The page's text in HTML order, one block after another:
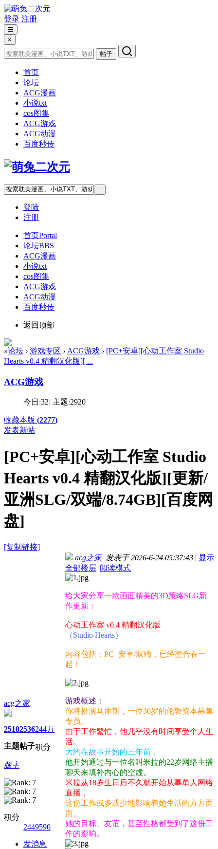
登录 注册
☰
×
帖子
首页
论坛
ACG漫画
小说txt
cos图集
ACG游戏
ACG动漫
百度秒传
登陆
注册
首页Portal
论坛BBS
ACG漫画
小说txt
cos图集
ACG游戏
ACG动漫
百度秒传
返回顶部
»论坛 › 游戏专区 › ACG游戏 › [PC+安卓][心动工作室 Studio
Hearts v0.4 精翻汉化版][ ...
ACG游戏
今日:32| 主题:2920
收藏本版 (2277)
发表新帖
[PC+安卓][心动工作室 Studio
Hearts v0.4 精翻汉化版][更新/
亚洲SLG/双端/8.74GB][百度网
盘]
[复制链接]
acg之家
2518
主题
2536
帖子
244万
积分
版主
积分
2449590
发消息
acg之家发表于 2026-6-24 05:37:43 | 显示
全部楼层 |阅读模式
给大家分享一款画面精美的3D策略SLG新
作更新：
心动工作室 v0.4 精翻汉化版
（Studio Hearts）
内容包括：PC+安卓/双端，已经整合在一
起！
游戏概述：
你将扮演马库斯，一位30岁的伦敦资本募集
专员。
由于工作繁忙，他几乎没有时间享受个人生
活。
大约在故事开始的三年前，
他开始通过与一位名叫米拉的22岁网络主播
聊天来填补内心的空虚。
米拉从18岁生日后不久就开始从事单人网络
直播，
这份工作或多或少地影响着她生活的方方面
面。
她的目标、友谊，甚至性格都受到了这份工
作的影响。